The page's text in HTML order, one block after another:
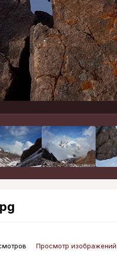
Просмотр изображений